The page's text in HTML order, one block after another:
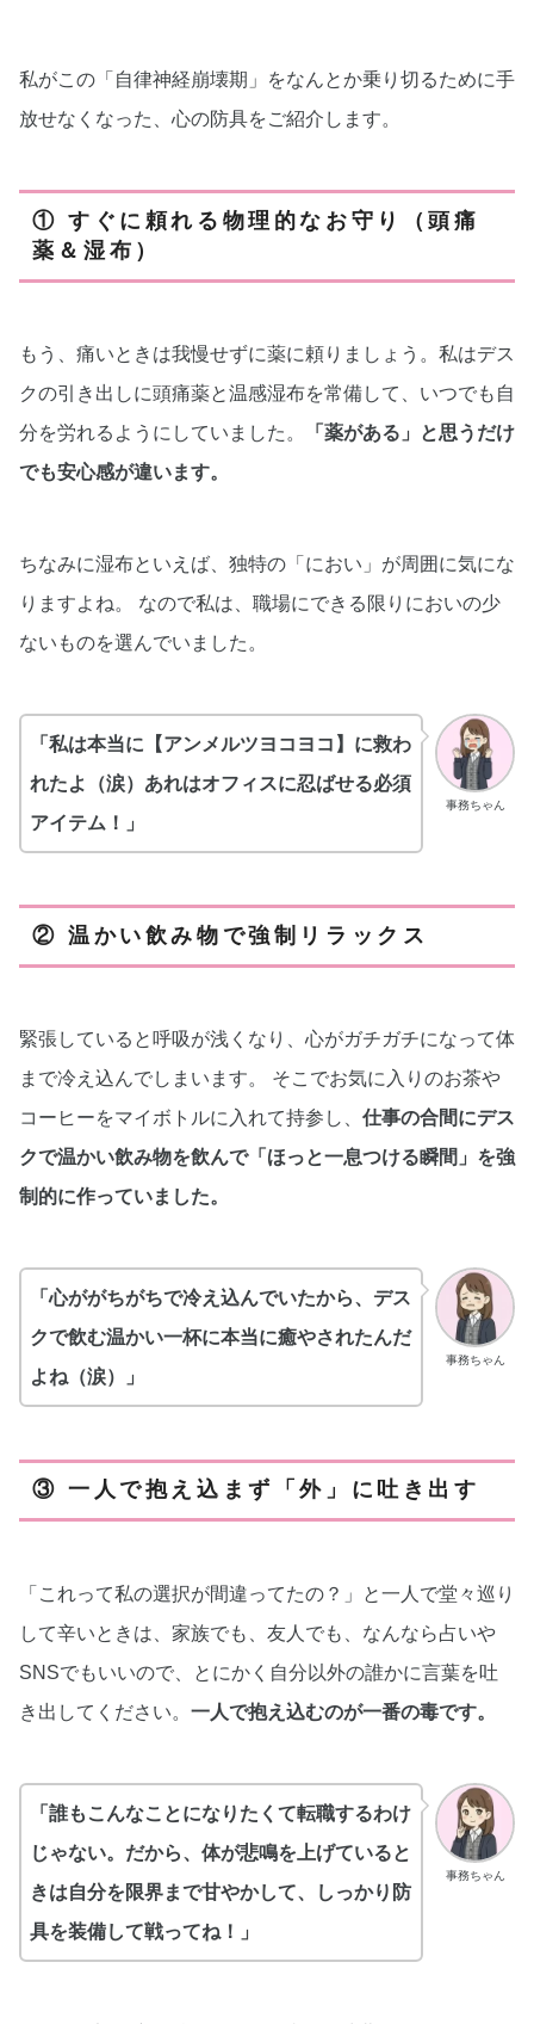
私がこの「自律神経崩壊期」をなんとか乗り切るために手
放せなくなった、心の防具をご紹介します。
① すぐに頼れる物理的なお守り（頭痛
薬＆湿布）
もう、痛いときは我慢せずに薬に頼りましょう。私はデス
クの引き出しに頭痛薬と温感湿布を常備して、いつでも自
分を労れるようにしていました。
「薬がある」と思うだけ
でも安心感が違います。
ちなみに湿布といえば、独特の「におい」が周囲に気にな
りますよね。 なので私は、職場にできる限りにおいの少
ないものを選んでいました。
事務ちゃん
「私は本当に【アンメルツヨコヨコ】に救わ
れたよ（涙）あれはオフィスに忍ばせる必須
アイテム！」
② 温かい飲み物で強制リラックス
緊張していると呼吸が浅くなり、心がガチガチになって体
まで冷え込んでしまいます。 そこでお気に入りのお茶や
コーヒーをマイボトルに入れて持参し、 仕事の合間にデス
クで温かい飲み物を飲んで「ほっと一息つける瞬間」を強
制的に作っていました。
事務ちゃん
「心ががちがちで冷え込んでいたから、デス
クで飲む温かい一杯に本当に癒やされたんだ
よね（涙）」
③ 一人で抱え込まず「外」に吐き出す
「これって私の選択が間違ってたの？」と一人で堂々巡り
して辛いときは、家族でも、友人でも、なんなら占いや
SNSでもいいので、とにかく自分以外の誰かに言葉を吐
き出してください。 一人で抱え込むのが一番の毒です。
事務ちゃん
「誰もこんなことになりたくて転職するわけ
じゃない。だから、体が悲鳴を上げていると
きは自分を限界まで甘やかして、しっかり防
具を装備して戦ってね！」